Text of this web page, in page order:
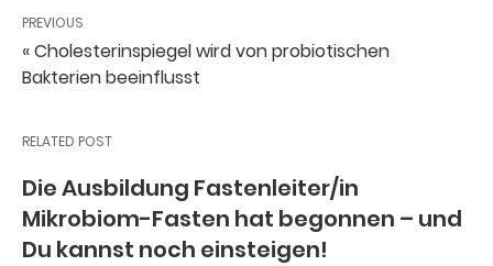
PREVIOUS
« Cholesterinspiegel wird von probiotischen
Bakterien beeinflusst
RELATED POST
Die Ausbildung Fastenleiter/in
Mikrobiom-Fasten hat begonnen – und
Du kannst noch einsteigen!